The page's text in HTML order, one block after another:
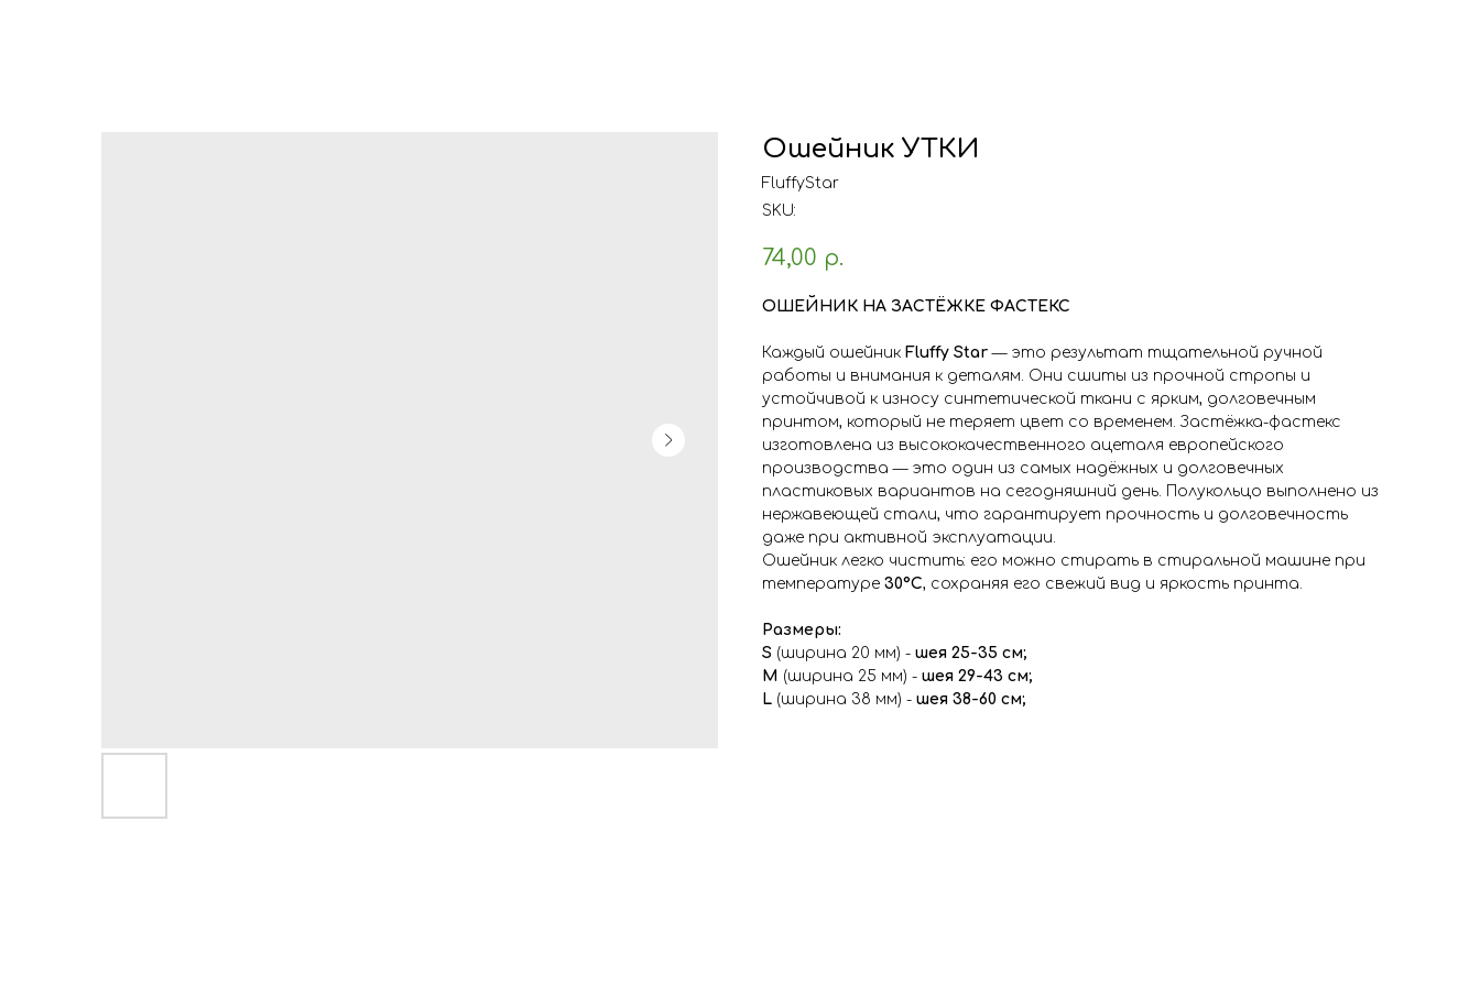
Ошейник УТКИ
FluffyStar
SKU:
74,00 р.
ОШЕЙНИК НА ЗАСТЁЖКЕ ФАСТЕКС
Каждый ошейник Fluffy Star — это результат тщательной ручной
работы и внимания к деталям. Они сшиты из прочной стропы и
устойчивой к износу синтетической ткани с ярким, долговечным
принтом, который не теряет цвет со временем. Застёжка-фастекс
изготовлена из высококачественного ацеталя европейского
производства — это один из самых надёжных и долговечных
пластиковых вариантов на сегодняшний день. Полукольцо выполнено из
нержавеющей стали, что гарантирует прочность и долговечность
даже при активной эксплуатации.
Ошейник легко чистить: его можно стирать в стиральной машине при
температуре 30°С, сохраняя его свежий вид и яркость принта.
Размеры:
S (ширина 20 мм) - шея 25-35 см;
М (ширина 25 мм) - шея 29-43 см;
L (ширина 38 мм) - шея 38-60 см;